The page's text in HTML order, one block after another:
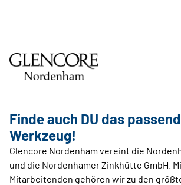
Finde auch DU das
Werkzeug!
Glencore Nordenham vereint die
und die Nordenhamer Zinkhütte GmbH.
Mitarbeitenden gehören wir zu den